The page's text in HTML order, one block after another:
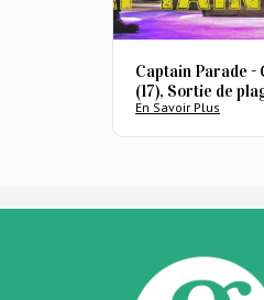
Captain Parade -
(17), Sortie de
En Savoir Plus